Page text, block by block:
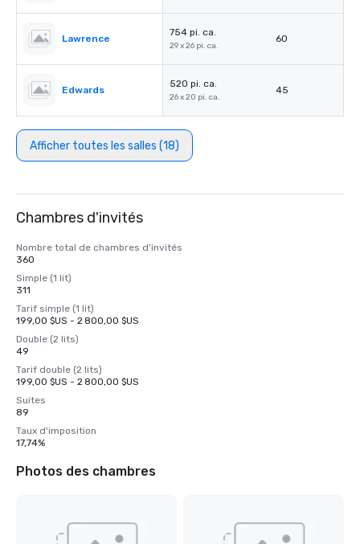
Lawrence
754 pi. ca.
29 x 26 pi. ca.
60
Edwards
520 pi. ca.
26 x 20 pi. ca.
45
Afficher toutes les salles (18)
Chambres d'invités
Nombre total de chambres d'invités
360
Simple (1 lit)
311
Tarif simple (1 lit)
199,00 $US - 2 800,00 $US
Double (2 lits)
49
Tarif double (2 lits)
199,00 $US - 2 800,00 $US
Suites
89
Taux d'imposition
17,74%
Photos des chambres